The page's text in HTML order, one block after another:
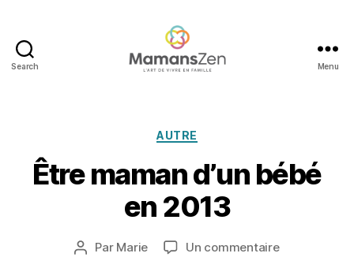
Search Menu
Catégories
AUTRE
Être maman d’un bébé
en 2013
Auteur
Par Marie
Date
d
c
e
b
Un commentairesur